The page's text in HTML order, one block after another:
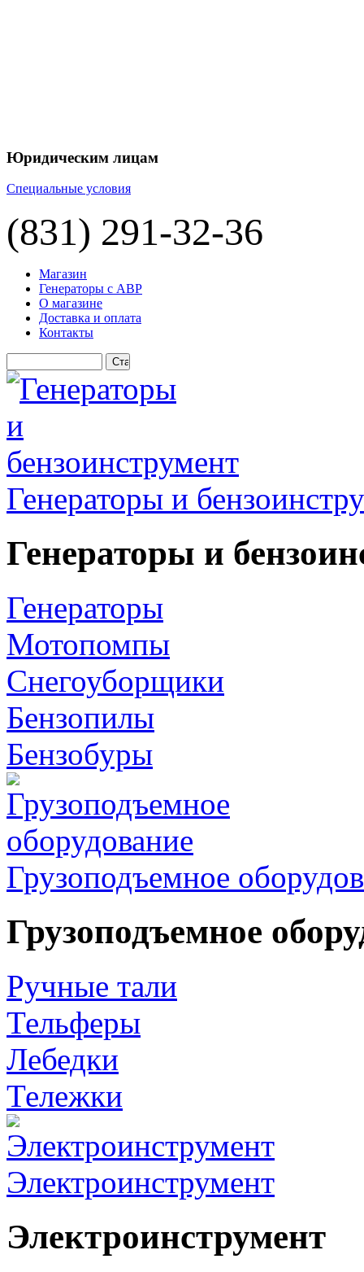
Юридическим лицам
Специальные условия
(831) 291-32-36
Магазин
Генераторы с АВР
О магазине
Доставка и оплата
Контакты
Генераторы и
Генераторы и
Генераторы
Мотопомпы
Снегоуборщики
Бензопилы
Бензобуры
Грузоподъемное
Грузоподъемное
Ручные тали
Тельферы
Лебедки
Тележки
Электроинструмент
Электроинструмент